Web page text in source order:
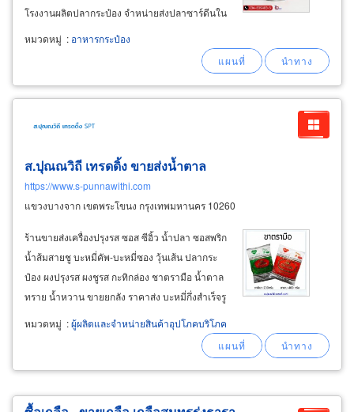
โรงงานผลิตปลากระป๋อง จำหน่ายส่งปลาซาร์ดีนใน
ซอสมะเขือเทศ ทั้งแบบธรรมดาและแบบเผ็ด
จำหน่ายส่งปลาซาร์ดีนในน้ำเกลือ จำหน่ายส่งปลา
ซาร์ดีนในน้ำมัน จำหน่ายส่งปลาแมคเคอเรลใน
ซอสมะเขือเทศ
หมวดหมู่ : อาหารกระป๋อง
ส.ปุณณวิถี เทรดดิ้ง ขายส่งน้ำตาล
https://www.s-punnawithi.com
แขวงบางจาก เขตพระโขนง กรุงเทพมหานคร 10260
ร้านขายส่งเครื่องปรุงรส ซอส ซีอิ้ว น้ำปลา ซอสพริก
น้ำส้มสายชู บะหมี่คัพ-บะหมี่ซอง วุ้นเส้น ปลากระ
ป๋อง ผงปรุงรส ผงชูรส กะทิกล่อง ชาตรามือ น้ำตาล
ทราย น้ำหวาน ขายยกลัง ราคาส่ง บะหมี่กึ่งสำเร็จรู
ปมาม่าบิ๊กแพ็คราคาส่ง มาม่าบิ๊กแพ็ครสต้มยำกุ้ง
น้ำข้น 90กรัม x 24ซอง ขายยกลัง มาม่าคัพรส
หมวดหมู่ :ผู้ผลิตและจำหน่ายสินค้าอุปโภคบริโภค